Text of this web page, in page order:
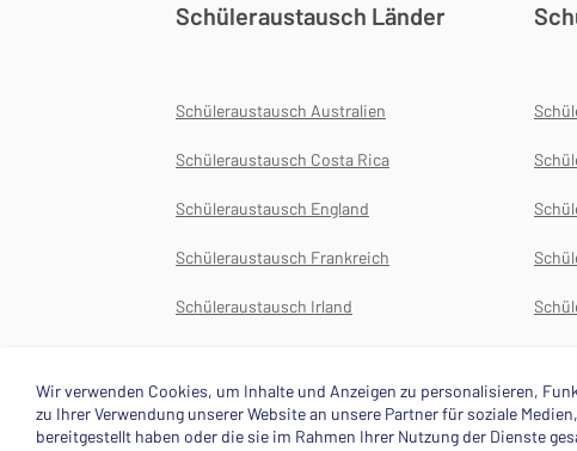
Schüleraustausch Länder
Schüleraustausch Australien
Schüleraustausch Costa Rica
Schüleraustausch England
Schüleraustausch Frankreich
Schüleraustausch Irland
Wir verwenden Cookies, um Inhalte und Anzeigen zu personalisieren,
zu Ihrer Verwendung unserer Website an unsere Partner für soziale
bereitgestellt haben oder die sie im Rahmen Ihrer Nutzung der Dienste